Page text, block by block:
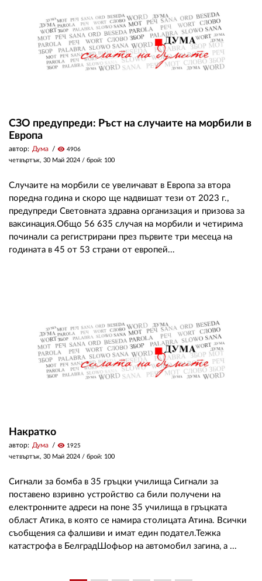
СЗО предупреди: Ръст на случаите на морбили в
Европа
автор: Дума visibility 4906
четвъртък, 30 Май 2024 / брой: 100
Случаите на морбили се увеличават в Европа за втора
поредна година и скоро ще надвишат тези от 2023 г.,
предупреди Световната здравна организация и призова за
ваксинация.Общо 56 635 случая на морбили и четирима
починали са регистрирани през първите три месеца на
годината в 45 от 53 страни от европей...
Накратко
автор: Дума visibility 1925
четвъртък, 30 Май 2024 / брой: 100
Сигнали за бомба в 35 гръцки училища Сигнали за
поставено взривно устройство са били получени на
електронните адреси на поне 35 училища в гръцката
област Атика, в която се намира столицата Атина. Всички
съобщения са фалшиви и имат един подател.Тежка
катастрофа в БелградШофьор на автомобил загина, а ...